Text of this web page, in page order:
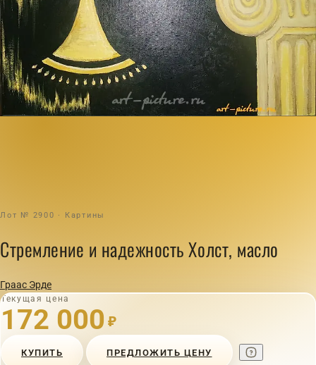
Лот № 2900 · Картины
Стремление и надежность Холст, масло
Граас Эрде
Текущая цена
172 000 ₽
КУПИТЬ ПРЕДЛОЖИТЬ ЦЕНУ